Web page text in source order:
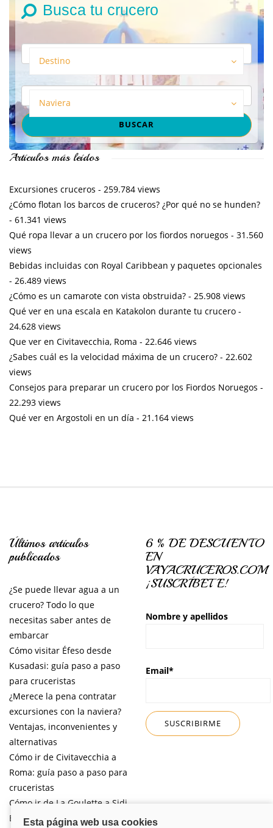
Busca tu crucero
Destino
Naviera
Artículos más leídos
Excursiones cruceros - 259.784 views
¿Cómo flotan los barcos de cruceros? ¿Por qué no se hunden?
- 61.341 views
Qué ropa llevar a un crucero por los fiordos noruegos - 31.560
views
Bebidas incluidas con Royal Caribbean y paquetes opcionales
- 26.489 views
¿Cómo es un camarote con vista obstruida? - 25.908 views
Qué ver en una escala en Katakolon durante tu crucero -
24.628 views
Que ver en Civitavecchia, Roma - 22.646 views
¿Sabes cuál es la velocidad máxima de un crucero? - 22.602
views
Consejos para preparar un crucero por los Fiordos Noruegos -
22.293 views
Qué ver en Argostoli en un día - 21.164 views
Últimos artículos
publicados
¿Se puede llevar agua a un
crucero? Todo lo que
necesitas saber antes de
embarcar
Cómo visitar Éfeso desde
Kusadasi: guía paso a paso
para cruceristas
¿Merece la pena contratar
excursiones con la naviera?
Ventajas, inconvenientes y
alternativas
Cómo ir de Civitavecchia a
Roma: guía paso a paso para
cruceristas
Cómo ir de La Goulette a Sidi
Bou Said por libre desde tu
6 % DE DESCUENTO
EN
VAYACRUCEROS.COM
¡SUSCRÍBETE!
Nombre y apellidos
Email*